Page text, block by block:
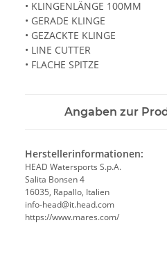
• KLINGENLÄNGE 100MM
• GERADE KLINGE
• GEZACKTE KLINGE
• LINE CUTTER
• FLACHE SPITZE
Angaben zur
Herstellerinformationen:
HEAD Watersports S.p.A.
Salita Bonsen 4
16035, Rapallo, Italien
info-head@it.head.com
https://www.mares.com/